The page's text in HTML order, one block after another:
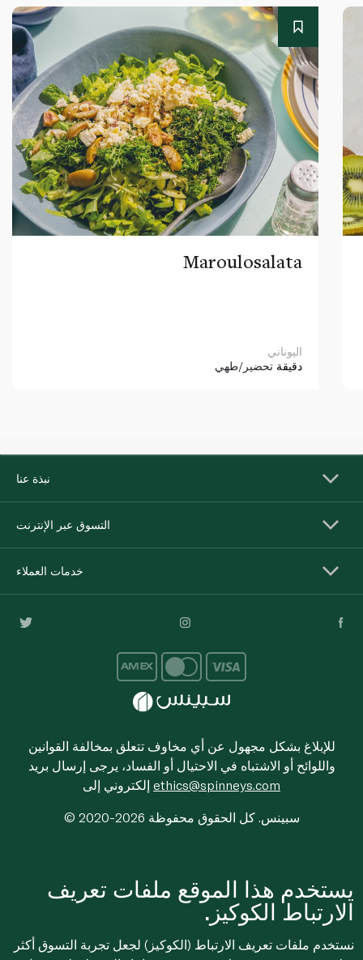
Maroulosalata
اليوناني
دقيقة تحضير/طهي
نبذة عنا
التسوق عبر الإنترنت
خدمات العملاء
للإبلاغ بشكل مجهول عن أي مخاوف تتعلق بمخالفة القوانين
واللوائح أو الاشتباه في الاحتيال أو الفساد، يرجى إرسال بريد
ethics@spinneys.com
© 2020-2026 سبينس. كل الحقوق محفوظة
يستخدم هذا الموقع ملفات تعريف
الارتباط الكوكيز.
نستخدم ملفات تعريف الارتباط (الكوكيز) لجعل تجربة التسوق أكثر